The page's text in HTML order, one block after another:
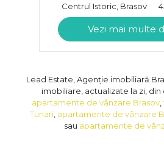
Centrul Istoric, Brasov
Vezi mai multe
Lead Estate, Agenție imobiliară
imobiliare, actualizate la zi,
apartamente de vânzare Brasov ,
Tunari, apartamente de vânzare
sau apartamente de